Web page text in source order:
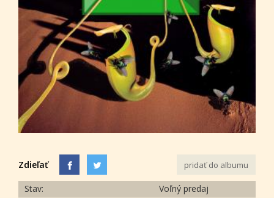
Zdieľať pridať do albumu
Stav:
Voľný predaj